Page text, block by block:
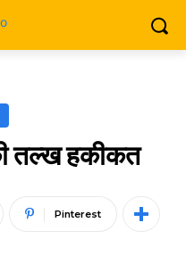
तल्ख हकीकत
Pinterest